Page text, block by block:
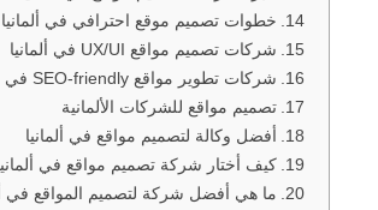
خطوات تصميم موقع احترافي في ألمانيا
شركات تصميم مواقع UX/UI في ألمانيا
شركات تطوير مواقع SEO-friendly في ألمانيا
تصميم مواقع للشركات الألمانية
أفضل وكالة لتصميم مواقع في ألمانيا
كيف أختار شركة تصميم مواقع في
ما هي أفضل شركة لتصميم المواقع في